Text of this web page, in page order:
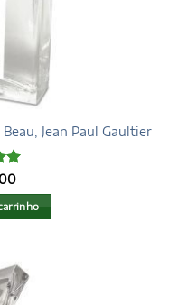
Jean Paul Gaultier
5